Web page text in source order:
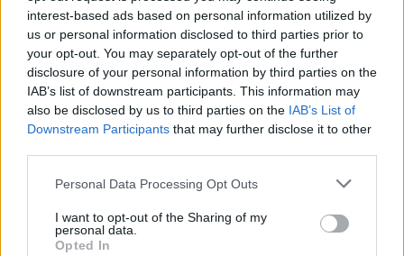
interest-based ads based on personal information utilized by
us or personal information disclosed to third parties prior to
your opt-out. You may separately opt-out of the further
disclosure of your personal information by third parties on the
IAB’s list of downstream participants. This information may
also be disclosed by us to third parties on the IAB’s List of
Downstream Participants that may further disclose it to other
Personal Data Processing Opt Outs
I want to opt-out of the Sharing of my
personal data.
Opted In
Búsqueda
por
letras.
Introduce
todas
las
rompecabezas:
Buscar
Selecciona tu rompecabezas:
Nivel 4143
Nivel 7998
Letras: RONCOA